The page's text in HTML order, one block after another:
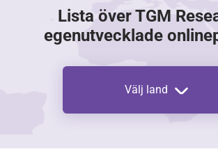
Lista över TGM
egenutvecklade
Välj land